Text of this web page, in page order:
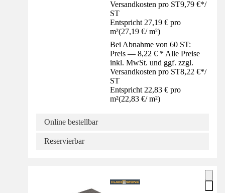
Versandkosten pro ST9,79 €*/
ST
Entspricht 27,19 € pro
m²(27,19 €/ m²)
Bei Abnahme von 60 ST:
Preis — 8,22 € * Alle Preise
inkl. MwSt. und ggf. zzgl.
Versandkosten pro ST8,22 €*/
ST
Entspricht 22,83 € pro
m²(22,83 €/ m²)
Online bestellbar
Reservierbar